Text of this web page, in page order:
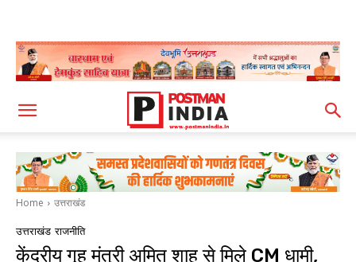
Home उत्तराखंड
उत्तराखंड राजनीति
केंद्रीय गृह मंत्री अमित शाह से मिले CM धामी,